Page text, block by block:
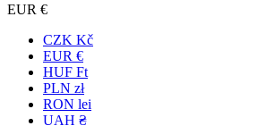
EUR €
CZK Kč
EUR €
HUF Ft
PLN zł
RON lei
UAH ₴